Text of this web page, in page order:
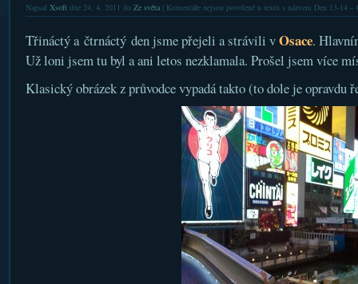
Napsal Xsoftdne 24. 4. 2011 do Ze světa| Komentáře nejsou povolenéu textu s názvem Den 13-14 –
Třináctý a čtrnáctý den jsme přejeli a strávili vOsace.
Už loni jsem tu byl a ani letos nezklamala. Prošel jsem více
Klasický obrázek z průvodce vypadá takto (to dole je opravdu